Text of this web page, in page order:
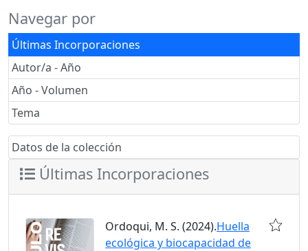
Navegar por
Últimas Incorporaciones
Autor/a - Año
Año - Volumen
Tema
Datos de la colección
Últimas Incorporaciones
Ordoqui, M. S. (2024).Huella
ecológica y biocapacidad de